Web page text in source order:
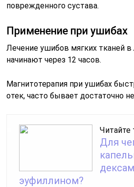
поврежденного сустава.
Применение при ушибах
Лечение ушибов мягких тканей в
начинают через 12 часов.
Магнитотерапия при ушибах
отек, часто бывает достаточно
Читайте
Для
эуфиллином?